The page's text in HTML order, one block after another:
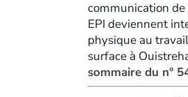
communication
EPI deviennent
physique au
surface à
sommaire du n°